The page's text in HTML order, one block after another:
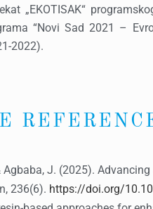
„EKOTISAK“
“Novi Sad 2021 –
2022).
Agbaba, J. (2025).
236(6). https://doi.org/